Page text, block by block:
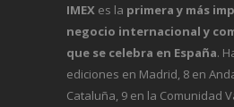
IMEX es la primera y más
negocio internacional y
que se celebra en España.
ediciones en Madrid, 8 en
Cataluña, 9 en la Comunidad